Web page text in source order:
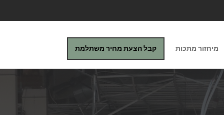
מיחזור מתכות קבל הצעת מחיר משתלמת